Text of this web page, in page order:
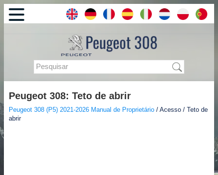
Peugeot 308: Teto de abrir
Peugeot 308 (P5) 2021-2026 Manual de Proprietário / Acesso / Teto de
abrir